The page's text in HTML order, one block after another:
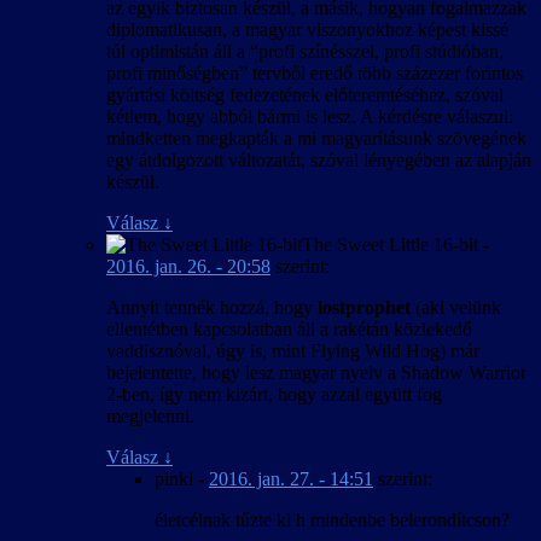
az egyik biztosan készül, a másik, hogyan fogalmazzak
diplomatikusan, a magyar viszonyokhoz képest kissé
túl optimistán áll a “profi színésszel, profi stúdióban,
profi minőségben” tervből eredő több százezer forintos
gyártási költség fedezetének előteremtéséhez, szóval
kétlem, hogy abból bármi is lesz. A kérdésre válaszul:
mindketten megkapták a mi magyarításunk szövegének
egy átdolgozott változatát, szóval lényegében az alapján
készül.
Válasz ↓
The Sweet Little 16-bit -
2016. jan. 26. - 20:58 szerint:
Annyit tennék hozzá, hogy lostprophet (aki velünk
ellentétben kapcsolatban áll a rakétán közlekedő
vaddisznóval, úgy is, mint Flying Wild Hog) már
bejelentette, hogy lesz magyar nyelv a Shadow Warrior
2-ben, így nem kizárt, hogy azzal együtt fog
megjelenni.
Válasz ↓
pinki - 2016. jan. 27. - 14:51 szerint:
életcélnak tűzte ki h mindenbe belerondítcson?